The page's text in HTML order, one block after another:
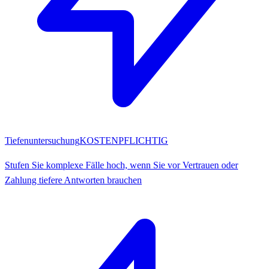
TiefenuntersuchungKOSTENPFLICHTIG
Stufen Sie komplexe Fälle hoch, wenn Sie vor Vertrauen oder
Zahlung tiefere Antworten brauchen